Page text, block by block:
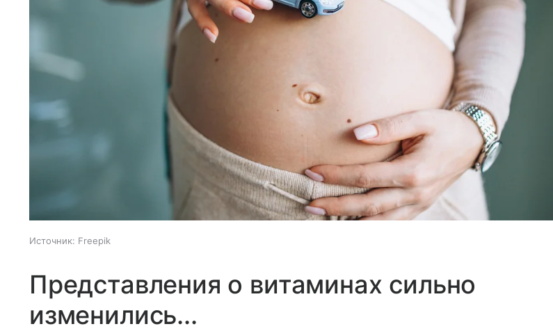
Источник: Freepik
Представления о витаминах сильно
изменились...